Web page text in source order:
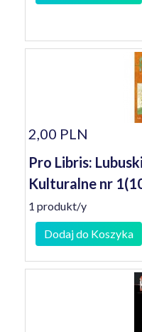
2,00 PLN
Pro Libris:
Kulturalne nr
1 produkt/y
Dodaj do Koszyka